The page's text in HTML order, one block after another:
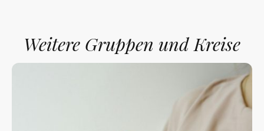
Weitere Gruppen und Kreise